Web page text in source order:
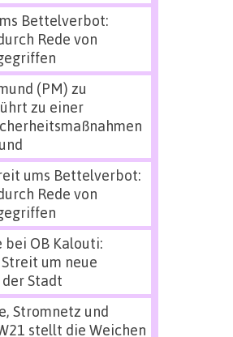
Bettelverbot:
Rede von
(PM) zu
zu einer
ums Bettelverbot:
Rede von
bei OB Kalouti:
um neue
Stadt
Stromnetz und
stellt die Weichen